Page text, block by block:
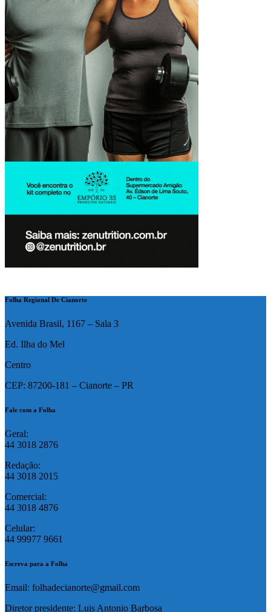
Folha Regional De Cianorte
Avenida Brasil, 1167 – Sala 3
Ed. Ilha do Mel
Centro
CEP: 87200-181 – Cianorte – PR
Fale com a Folha
Geral:
44 3018 2876
Redação:
44 3018 2015
Comercial:
44 3018 4876
Celular:
44 99977 9661
Escreva para a Folha
Email: folhadecianorte@gmail.com
Diretor presidente: Luis Antonio Barbosa